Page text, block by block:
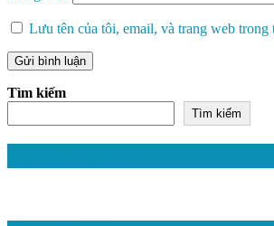
Lưu tên của tôi, email, và trang web
Tìm kiếm
Tìm kiếm